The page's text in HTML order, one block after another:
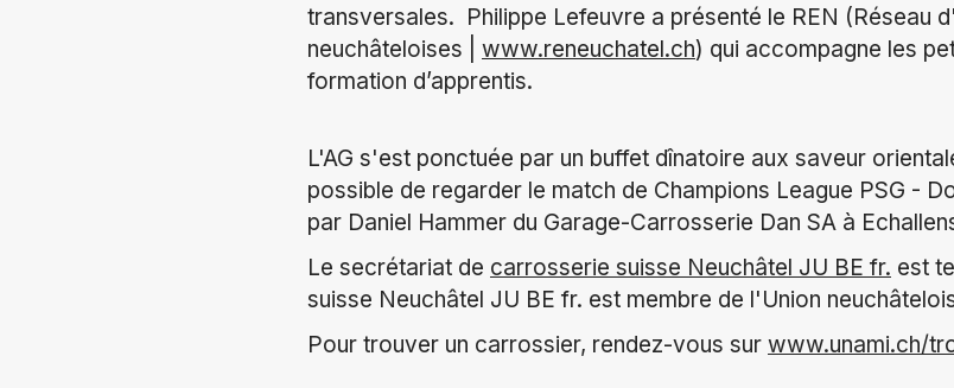
transversales. Philippe Lefeuvre a présenté le REN (Réseau
neuchâteloises | www.reneuchatel.ch) qui accompagne les
formation d’apprentis.
L'AG s'est ponctuée par un buffet dînatoire aux saveur
possible de regarder le match de Champions League PSG -
par Daniel Hammer du Garage-Carrosserie Dan SA à
Le secrétariat de carrosserie suisse Neuchâtel JU BE fr. est
suisse Neuchâtel JU BE fr. est membre de l'Union
Pour trouver un carrossier, rendez-vous sur www.unami.ch/